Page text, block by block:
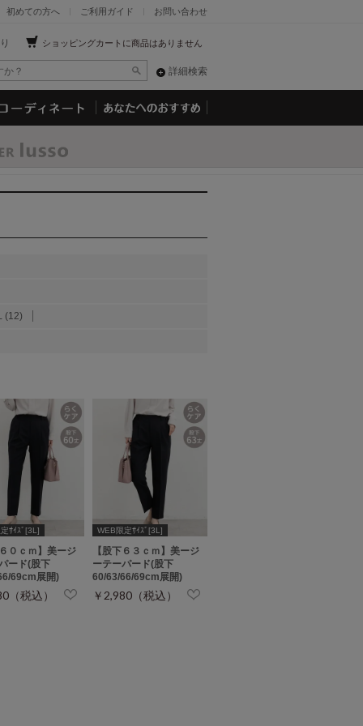
お問い合わせ
ご利用ガイド
初めての方へ
ショッピングカートに商品はありません
詳細検索
(12)
ｻｲｽﾞ[3L]
６０ｃｍ】美ージ
ード(股下
69cm展開)
（税込）
WEB限定ｻｲｽﾞ[3L]
【股下６３ｃｍ】美ージ
ーテーパード(股下
60/63/66/69cm展開)
￥2,980（税込）